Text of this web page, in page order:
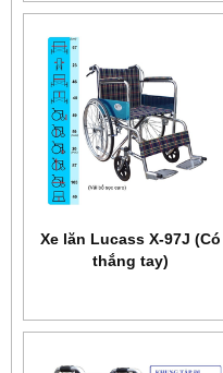
Xe lăn Lucass X-97J (Có
thắng tay)